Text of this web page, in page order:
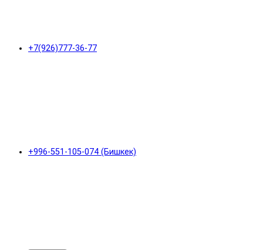
+7(926)777-36-77
+996-551-105-074 (Бишкек)